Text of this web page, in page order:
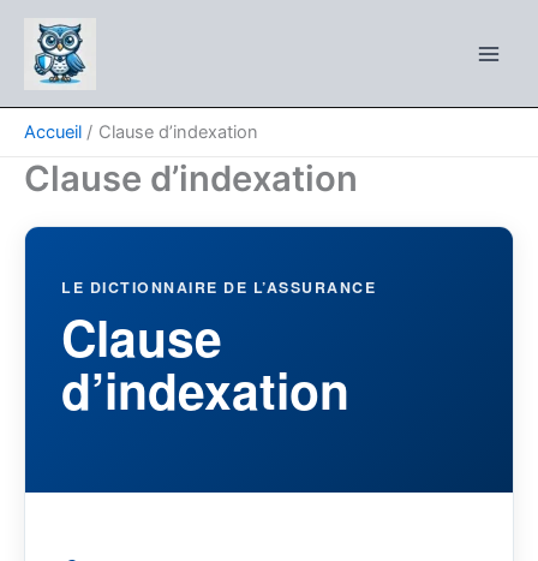
contenu
Accueil Clause d’indexation
Clause d’indexation
LE DICTIONNAIRE DE L’ASSURANCE
Clause
d’indexation